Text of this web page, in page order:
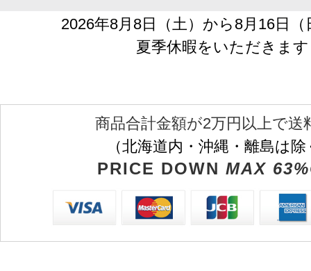
2026年8月8日（土）から8月16日
夏季休暇をいただきます
商品合計金額が2万円以上で送
（北海道内・沖縄・離島は
PRICE DOWN MAX